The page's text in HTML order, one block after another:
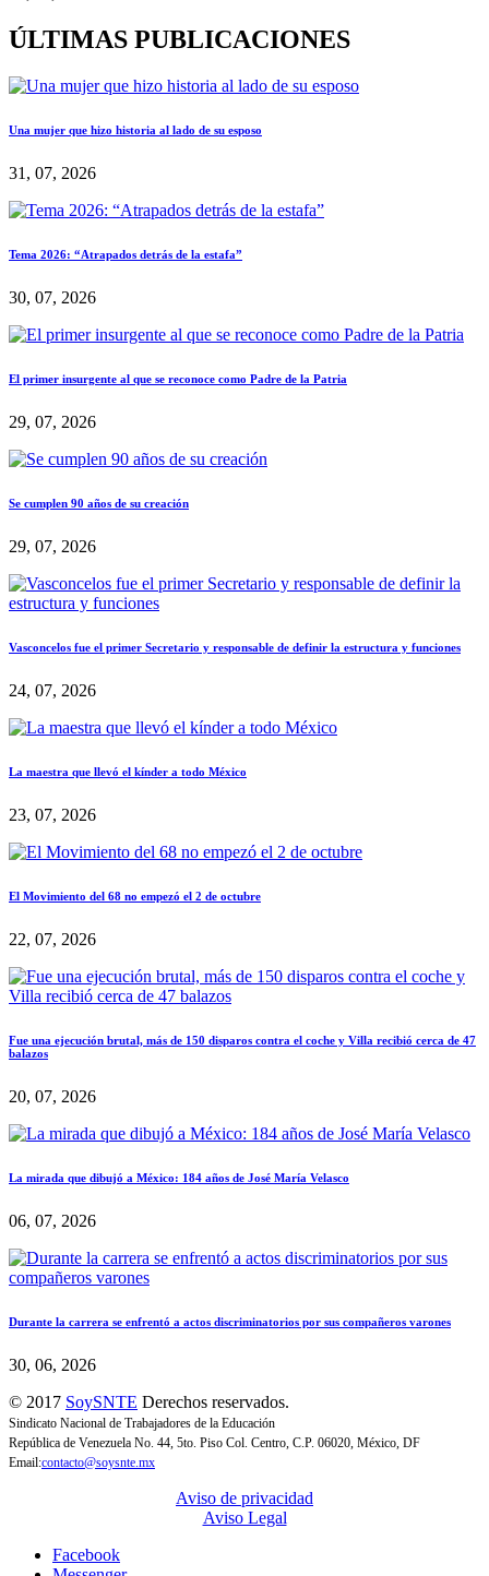
ÚLTIMAS PUBLICACIONES
Una mujer que hizo historia al lado de su esposo
31, 07, 2026
Tema 2026: “Atrapados detrás de la estafa”
30, 07, 2026
El primer insurgente al que se reconoce como Padre de la Patria
29, 07, 2026
Se cumplen 90 años de su creación
29, 07, 2026
Vasconcelos fue el primer Secretario y responsable de definir la estructura y funciones
24, 07, 2026
La maestra que llevó el kínder a todo México
23, 07, 2026
El Movimiento del 68 no empezó el 2 de octubre
22, 07, 2026
Fue una ejecución brutal, más de 150 disparos contra el coche y Villa recibió cerca de 47
balazos
20, 07, 2026
La mirada que dibujó a México: 184 años de José María Velasco
06, 07, 2026
Durante la carrera se enfrentó a actos discriminatorios por sus compañeros varones
30, 06, 2026
© 2017 SoySNTE Derechos reservados.
Sindicato Nacional de Trabajadores de la Educación
República de Venezuela No. 44, 5to. Piso Col. Centro, C.P. 06020, México, DF
Email:contacto@soysnte.mx
Aviso de privacidad
Aviso Legal
Facebook